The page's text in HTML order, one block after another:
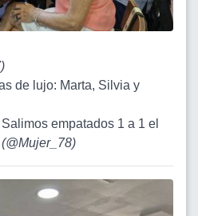
)
de lujo: Marta, Silvia y
empatados 1 a 1 el
(@Mujer_78)